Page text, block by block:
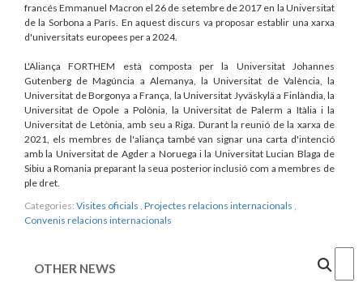
francés Emmanuel Macron el 26 de setembre de 2017 en la Universitat
de la Sorbona a París. En aquest discurs va proposar establir una xarxa
d'universitats europees per a 2024.
L'Aliança FORTHEM està composta per la Universitat Johannes
Gutenberg de Magúncia a Alemanya, la Universitat de València, la
Universitat de Borgonya a França, la Universitat Jyväskylä a Finlàndia, la
Universitat de Opole a Polònia, la Universitat de Palerm a Itàlia i la
Universitat de Letònia, amb seu a Riga. Durant la reunió de la xarxa de
2021, els membres de l'aliança també van signar una carta d'intenció
amb la Universitat de Agder a Noruega i la Universitat Lucian Blaga de
Sibiu a Romania preparant la seua posterior inclusió com a membres de
ple dret.
Categories: Visites oficials , Projectes relacions internacionals ,
Convenis relacions internacionals
OTHER NEWS